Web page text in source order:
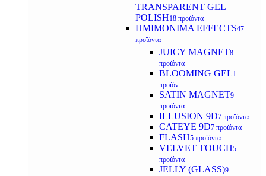
TRANSPARENT GEL
POLISH18 προϊόντα
HMIMONIMA EFFECTS47
προϊόντα
JUICY MAGNET8
προϊόντα
BLOOMING GEL1
προϊόν
SATIN MAGNET9
προϊόντα
ILLUSION 9D7 προϊόντα
CATEYE 9D7 προϊόντα
FLASH5 προϊόντα
VELVET TOUCH5
προϊόντα
JELLY (GLASS)9